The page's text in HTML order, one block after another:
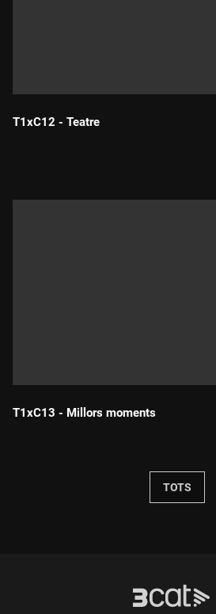
T1xC12 - Teatre
T1xC13 - Millors moments
TOTS